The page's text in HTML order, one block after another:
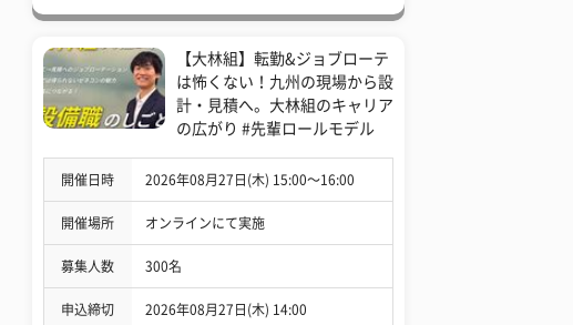
【大林組】転勤&ジョブローテ
は怖くない！九州の現場から設
計・見積へ。大林組のキャリア
の広がり #先輩ロールモデル
開催日時 2026年08月27日(木) 15:00〜16:00
開催場所 オンラインにて実施
募集人数 300名
申込締切 2026年08月27日(木) 14:00